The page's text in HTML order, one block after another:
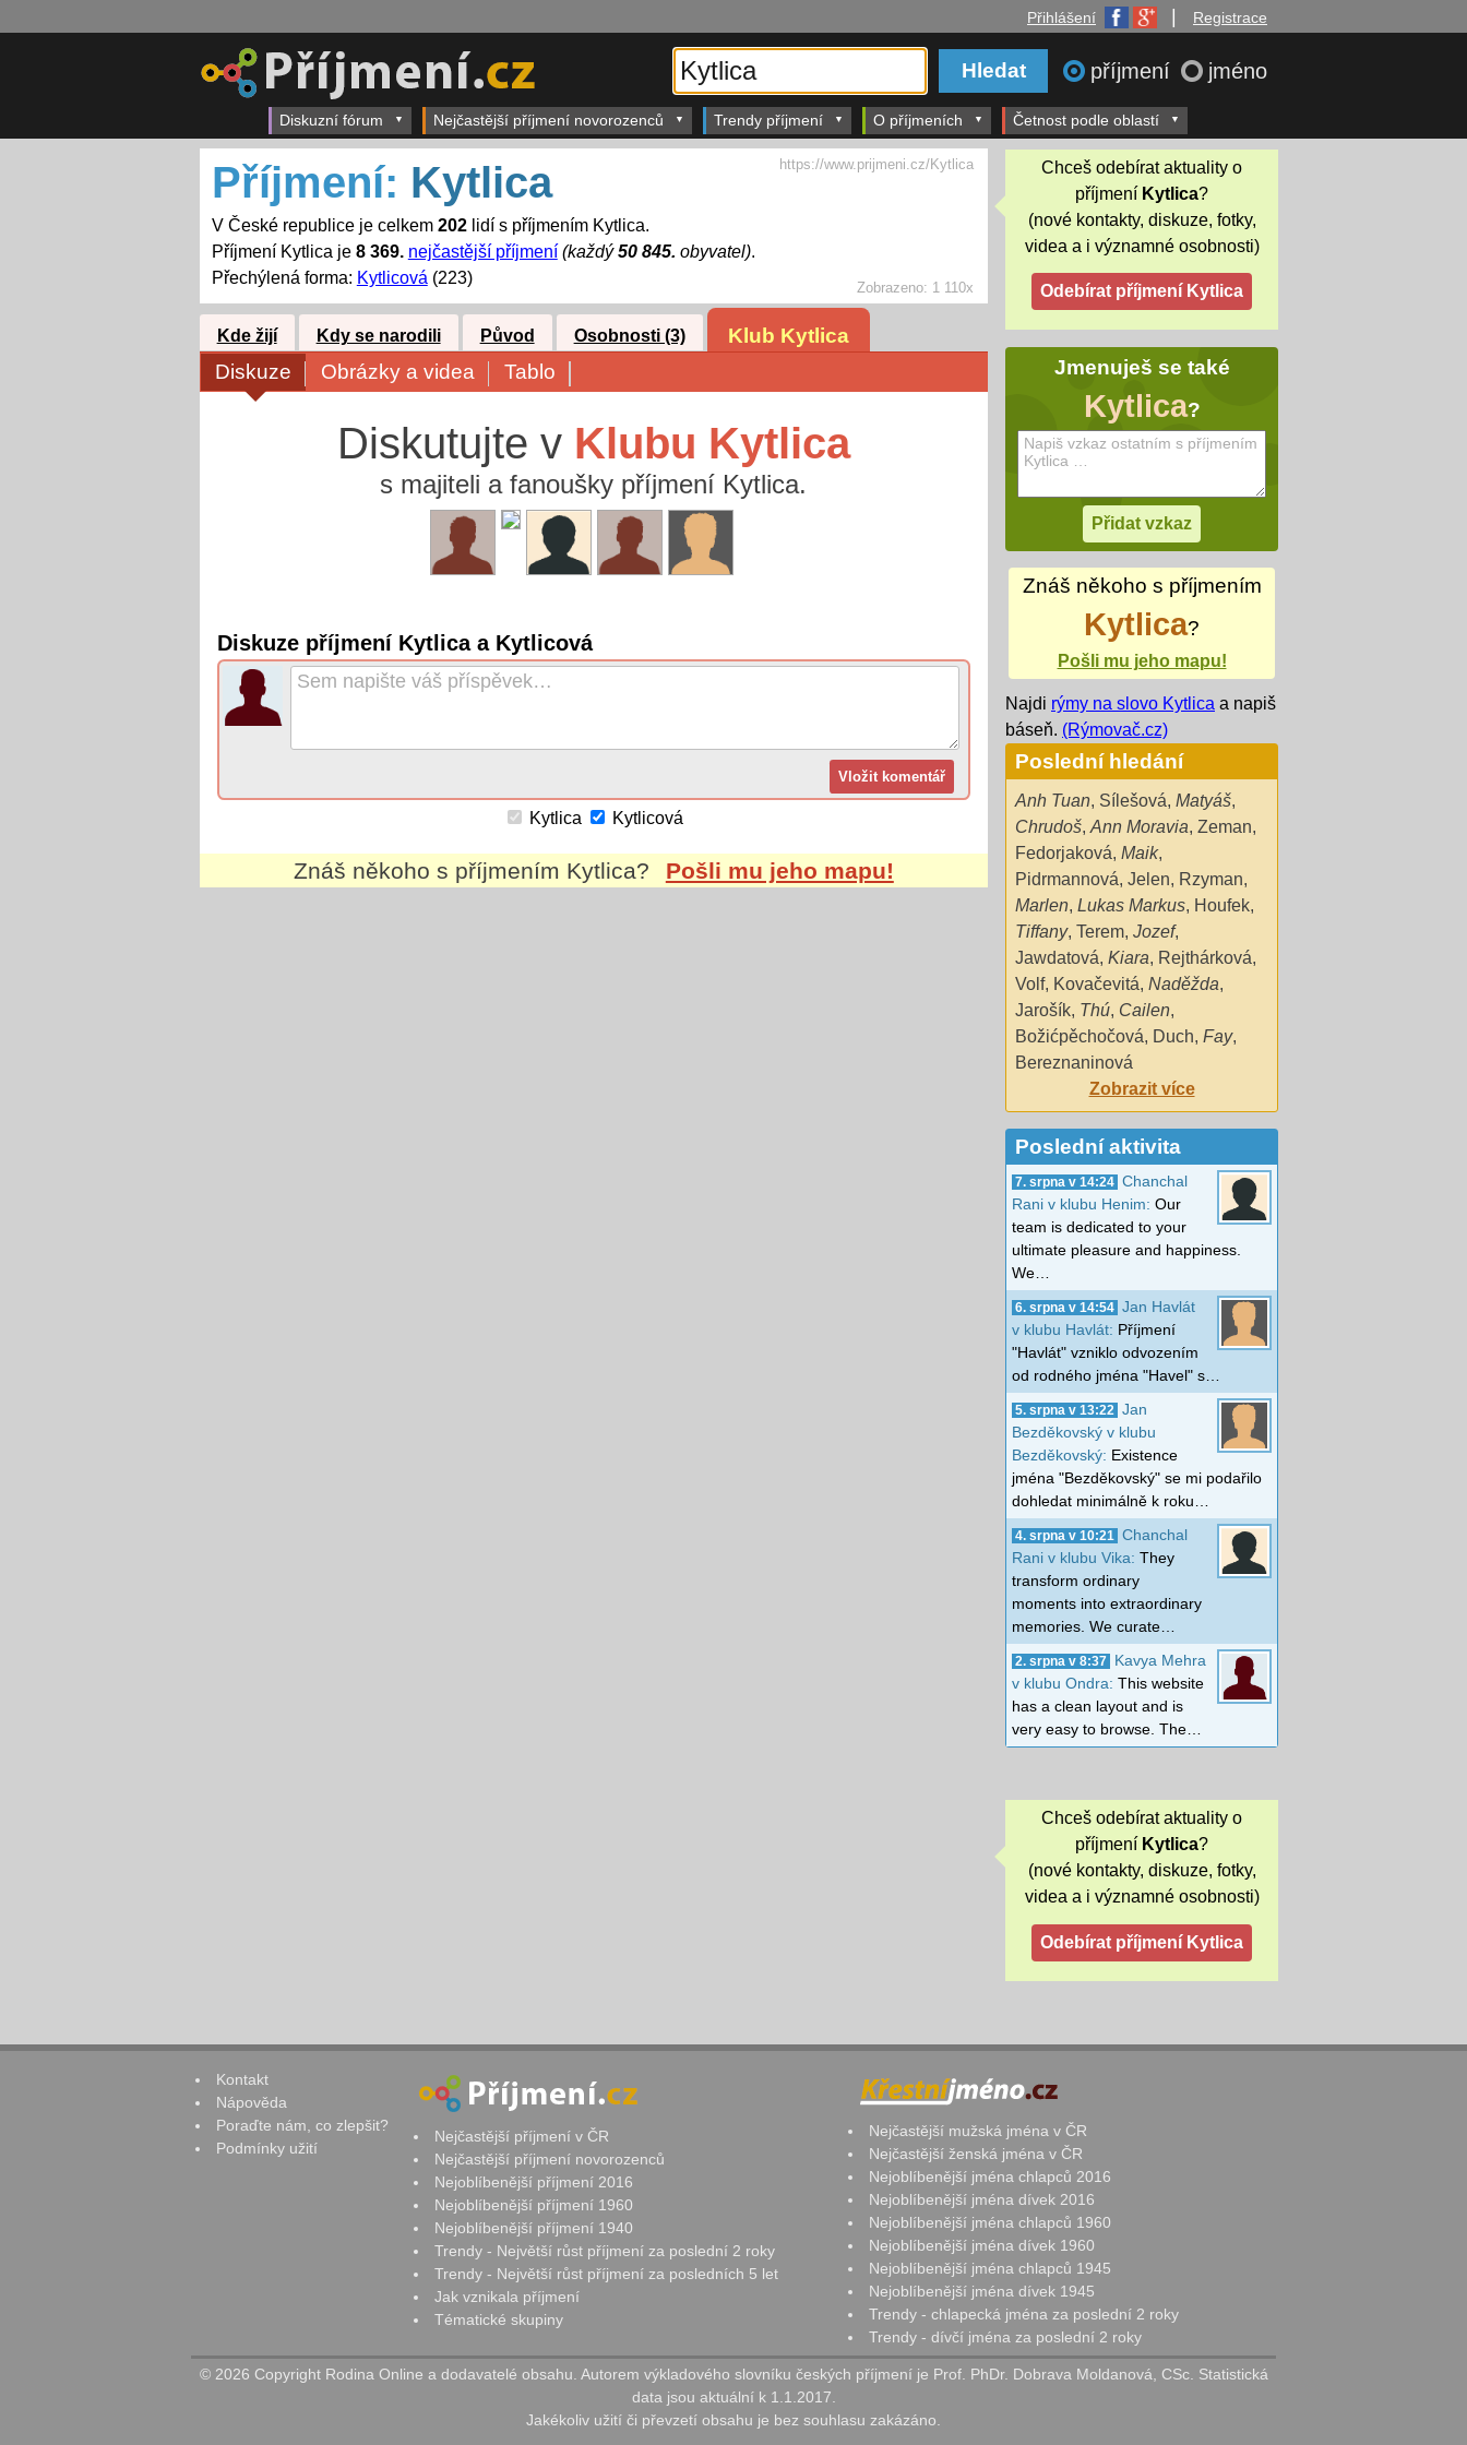
Přihlášení Registrace
příjmení jméno
Diskuzní fórum Nejčastější příjmení novorozenců Trendy příjmení O příjmeních Četnost podle oblastí
Zobrazeno: 1 110x
Příjmení: Kytlica
V České republice je celkem 202lidí s příjmením Kytlica.
Příjmení Kytlica je 8 369. nejčastější příjmení (každý50 845. obyvatel).
Přechýlená forma: Kytlicová (223)
https://www.prijmeni.cz/Kytlica
Kde žijí Kdy se narodili Původ Osobnosti (3)
Klub Kytlica
Diskuze
Obrázky a videa Tablo
Diskutujte v Klubu Kytlica
s majiteli a fanoušky příjmení Kytlica.
Diskuze příjmení Kytlica a Kytlicová
Kytlica Kytlicová
Znáš někoho s příjmením Kytlica? Pošli mu jeho mapu!
Chceš odebírat aktuality o
příjmení Kytlica?
(nové kontakty, diskuze, fotky,
videa a i významné osobnosti)
Jmenuješ se také
Kytlica?
Znáš někoho s příjmením
Kytlica?
Pošli mu jeho mapu!
Najdi rýmy na slovo Kytlica a napiš
báseň. (Rýmovač.cz)
Poslední hledání
Anh Tuan, Sílešová, Matyáš,
Chrudoš, Ann Moravia, Zeman,
Fedorjaková, Maik,
Pidrmannová, Jelen, Rzyman,
Marlen, Lukas Markus, Houfek,
Tiffany, Terem, Jozef,
Jawdatová, Kiara, Rejthárková,
Volf, Kovačevitá, Naděžda,
Jarošík, Thú, Cailen,
Božićpěchočová, Duch, Fay,
Bereznaninová
Zobrazit více
Poslední aktivita
7. srpna v 14:24 Chanchal
Rani v klubu Henim: Our
team is dedicated to your
ultimate pleasure and happiness.
We…
6. srpna v 14:54 Jan Havlát
v klubu Havlát: Příjmení
"Havlát" vzniklo odvozením
od rodného jména "Havel" s…
5. srpna v 13:22
Jan
Bezděkovský v klubu
Bezděkovský: Existence
jména "Bezděkovský" se mi podařilo
dohledat minimálně k roku…
4. srpna v 10:21
Chanchal
Rani v klubu Vika: They
transform ordinary
moments into extraordinary
memories. We curate…
2. srpna v 8:37
Kavya Mehra
v klubu Ondra: This website
has a clean layout and is
very easy to browse. The…
Chceš odebírat aktuality o
příjmení Kytlica?
(nové kontakty, diskuze, fotky,
videa a i významné osobnosti)
Kontakt
Nápověda
Poraďte nám, co zlepšit?
Podmínky užití
Nejčastější příjmení v ČR
Nejčastější příjmení novorozenců
Nejoblíbenější příjmení 2016
Nejoblíbenější příjmení 1960
Nejoblíbenější příjmení 1940
Trendy - Největší růst příjmení za poslední 2 roky
Trendy - Největší růst příjmení za posledních 5 let
Jak vznikala příjmení
Tématické skupiny
Nejčastější mužská jména v ČR
Nejčastější ženská jména v ČR
Nejoblíbenější jména chlapců 2016
Nejoblíbenější jména dívek 2016
Nejoblíbenější jména chlapců 1960
Nejoblíbenější jména dívek 1960
Nejoblíbenější jména chlapců 1945
Nejoblíbenější jména dívek 1945
Trendy - chlapecká jména za poslední 2 roky
Trendy - dívčí jména za poslední 2 roky
© 2026 Copyright Rodina Online a dodavatelé obsahu. Autorem výkladového slovníku českých příjmení je Prof. PhDr. Dobrava Moldanová, CSc. Statistická
data jsou aktuální k 1.1.2017.
Jakékoliv užití či převzetí obsahu je bez souhlasu zakázáno.